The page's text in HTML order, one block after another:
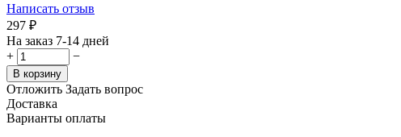
Написать отзыв
‍297‍ ₽
На заказ 7-14 дней
+
−
В корзину
Отложить Задать вопрос
Доставка
Варианты оплаты